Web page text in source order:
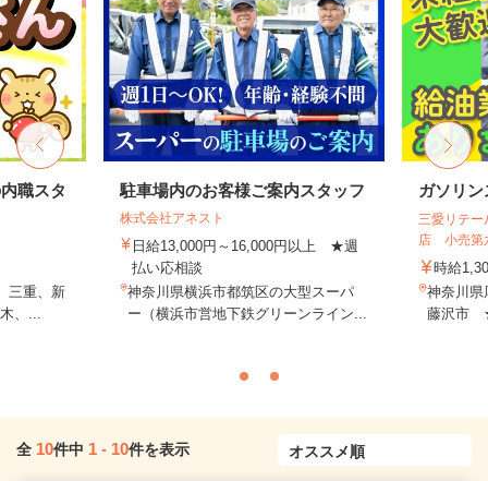
職スタ
三重、新
、...
駐車場内のお客様ご案内スタッフ
株式会社アネスト
日給13,000円～16,000円以上 ★週
払い応相談
神奈川県横浜市都筑区の大型スーパ
ー（横浜市営地下鉄グリーンライン...
ガソリ
三愛リテ
店 小売第
時給
神奈川県
藤沢市
全 10件中 1 - 10件を表示